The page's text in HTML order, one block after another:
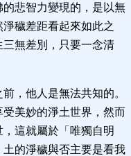
悲智力變現的，是以無
穢差距看起來如此之
無差別，只要一念清
，他人是無法共知的。
美妙的淨土世界，然而
這就屬於「唯獨自明
的淨穢與否主要是看我